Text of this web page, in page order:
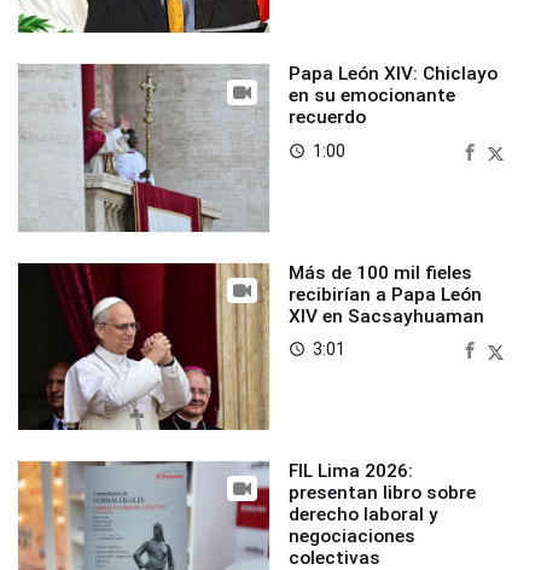
Papa León XIV: Chiclayo
en su emocionante
recuerdo
access_time 1:00
Más de 100 mil fieles
recibirían a Papa León
XIV en Sacsayhuaman
access_time 3:01
FIL Lima 2026:
presentan libro sobre
derecho laboral y
negociaciones
colectivas